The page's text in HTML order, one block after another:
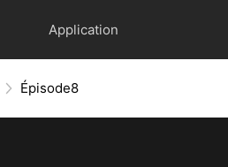
Application
Épisode8